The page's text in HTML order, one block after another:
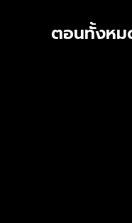
ตอนทั้งห